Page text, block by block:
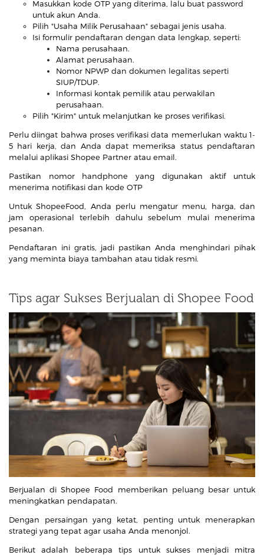
Masukkan kode OTP yang diterima, lalu buat password
untuk akun Anda.
Pilih "Usaha Milik Perusahaan" sebagai jenis usaha.
Isi formulir pendaftaran dengan data lengkap, seperti:
Nama perusahaan.
Alamat perusahaan.
Nomor NPWP dan dokumen legalitas seperti
SIUP/TDUP.
Informasi kontak pemilik atau perwakilan
perusahaan.
Pilih "Kirim" untuk melanjutkan ke proses verifikasi.
Perlu diingat bahwa proses verifikasi data memerlukan waktu 1-
5 hari kerja, dan Anda dapat memeriksa status pendaftaran
melalui aplikasi Shopee Partner atau email.
Pastikan nomor handphone yang digunakan aktif untuk
menerima notifikasi dan kode OTP
Untuk ShopeeFood, Anda perlu mengatur menu, harga, dan
jam operasional terlebih dahulu sebelum mulai menerima
pesanan.
Pendaftaran ini gratis, jadi pastikan Anda menghindari pihak
yang meminta biaya tambahan atau tidak resmi.
Tips agar Sukses Berjualan di Shopee Food
Berjualan di Shopee Food memberikan peluang besar untuk
meningkatkan pendapatan.
Dengan persaingan yang ketat, penting untuk menerapkan
strategi yang tepat agar usaha Anda menonjol.
Berikut adalah beberapa tips untuk sukses menjadi mitra